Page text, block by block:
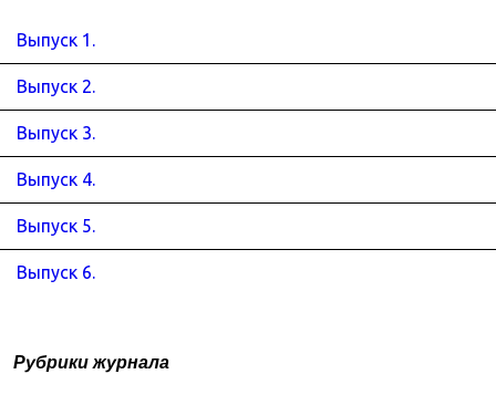
Выпуск 1.
Выпуск 2.
Выпуск 3.
Выпуск 4.
Выпуск 5.
Выпуск 6.
Рубрики журнала